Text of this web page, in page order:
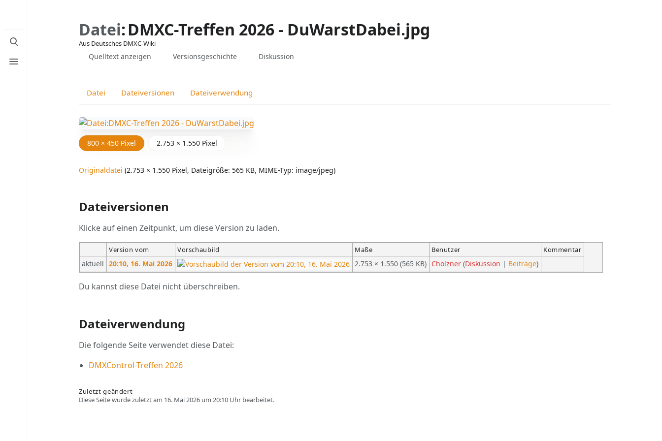
Suche
umschalten
Menü
umschalten
Datei:DMXC-Treffen 2026 - DuWarstDabei.jpg
Aus Deutsches DMXC-Wiki
Ansichten
Lesen
Quelltext anzeigen Versionsgeschichte
associated-
pages
DateiDiskussion
Datei Dateiversionen Dateiverwendung
800 × 450 Pixel 2.753 × 1.550 Pixel
Originaldatei (2.753 × 1.550 Pixel, Dateigröße: 565 KB, MIME-Typ: image/jpeg)
Dateiversionen
Klicke auf einen Zeitpunkt, um diese Version zu laden.
Version vom Vorschaubild Maße Benutzer Kommentar
aktuell 20:10, 16. Mai 2026 2.753 × 1.550(565 KB) Cholzner (Diskussion | Beiträge)
Du kannst diese Datei nicht überschreiben.
Dateiverwendung
Die folgende Seite verwendet diese Datei:
DMXControl-Treffen 2026
Zuletzt geändert
Diese Seite wurde zuletzt am 16. Mai 2026 um 20:10 Uhr bearbeitet.